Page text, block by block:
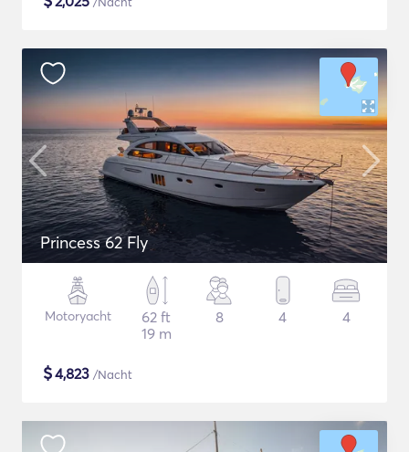
Princess 62 Fly
Motoryacht
62 ft
19 m
8 4 4
$4,823 /Nacht